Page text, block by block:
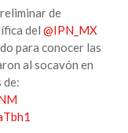
de
del@IPN_MX
para conocer las
al socavón en
de: